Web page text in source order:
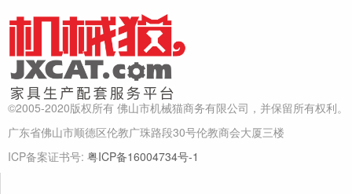
©2005-2020版权所有 佛山市机械猫商务有限公司，并保留所有权利。
广东省佛山市顺德区伦教广珠路段30号伦教商会大厦三楼
ICP备案证书号: 粤ICP备16004734号-1